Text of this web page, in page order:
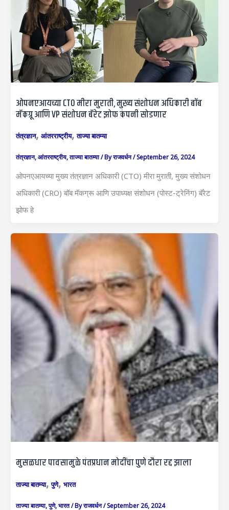
ओपनएआयच्या CTO मीरा मुराती, मुख्य संशोधन अधिकारी बॉब
मॅकग्रू आणि VP संशोधन बॅरेट झोफ कंपनी सोडणार
तंत्रज्ञान, आंतरराष्ट्रीय,ताज्या बातम्या
तंत्रज्ञान,आंतरराष्ट्रीय,ताज्या बातम्या/ Byराजवर्धन/September 26, 2024
ओपनएआयच्या मुख्य तंत्रज्ञान अधिकारी (CTO) मीरा मुराती, मुख्य संशोधन
अधिकारी (CRO) बॉब मॅकग्रू आणि उपाध्यक्ष संशोधन (पोस्ट-ट्रेनिंग) बॅरेट
झोफ हे
मुसळधार पावसामुळे पंतप्रधान मोदींचा पुणे दौरा रद्द झाला
ताज्या बातम्या,पुणे, भारत
ताज्या बातम्या,पुणे,भारत/ Byराजवर्धन/September 26, 2024